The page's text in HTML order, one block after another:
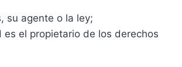
su agente o la ley;
el propietario de los derechos